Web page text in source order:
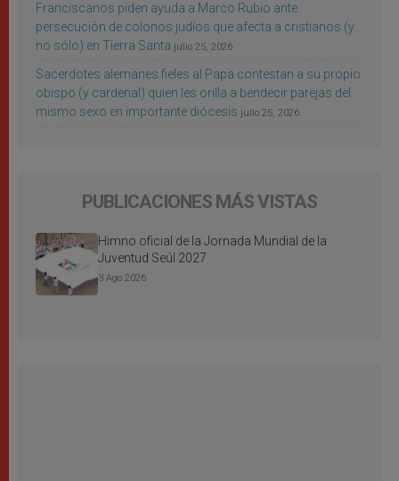
Franciscanos piden ayuda a Marco Rubio ante
persecución de colonos judíos que afecta a cristianos (y
no sólo) en Tierra Santa julio 25, 2026
Sacerdotes alemanes fieles al Papa contestan a su propio
obispo (y cardenal) quien les orilla a bendecir parejas del
mismo sexo en importante diócesis julio 25, 2026
PUBLICACIONES MÁS VISTAS
Himno oficial de la Jornada Mundial de la
Juventud Seúl 2027
3 Ago 2026